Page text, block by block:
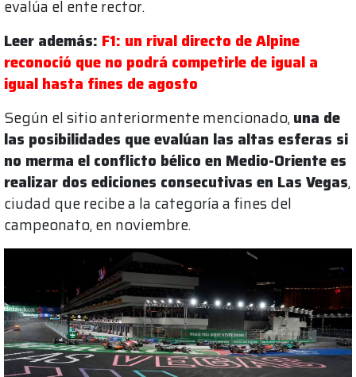
evalúa el ente rector.
Leer además: F1: un rival directo de Alpine
reconoció que no podrá competirle de igual a
igual hasta fines de agosto
Según el sitio anteriormente mencionado,una de
las posibilidades que evalúan las altas esferas si
no merma el conflicto bélico en Medio-Oriente es
realizar dos ediciones consecutivas en Las Vegas,
ciudad que recibe a la categoría a fines del
campeonato, en noviembre.